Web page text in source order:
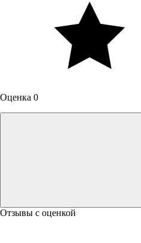
Оценка 0
Отзывы с оценкой